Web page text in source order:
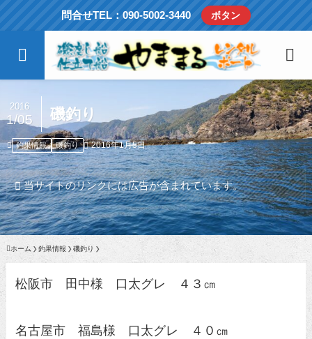
問合せTEL：090-5002-3440 ボタン
磯釣り
2016
1/05
釣果情報 磯釣り 2016年1月5日
当サイトのリンクには広告が含まれています。
ホーム 釣果情報 磯釣り
松阪市 田中様 口太グレ ４３㎝
名古屋市 福島様 口太グレ ４０㎝